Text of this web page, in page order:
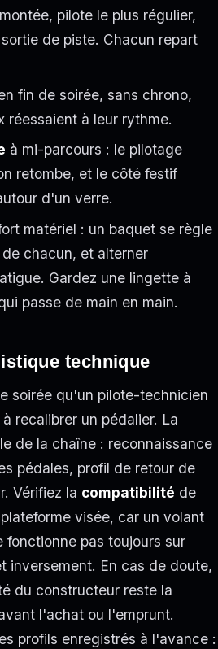
pilote le plus régulier,
de piste. Chacun repart
fin de soirée, sans chrono,
réessaient à leur rythme.
à mi-parcours : le pilotage
retombe, et le côté festif
d'un verre.
matériel : un baquet se règle
chacun, et alterner
Gardez une lingette à
passe de main en main.
technique
soirée qu'un pilote-technicien
recalibrer un pédalier. La
de la chaîne : reconnaissance
pédales, profil de retour de
Vérifiez la compatibilité de
visée, car un volant
fonctionne pas toujours sur
inversement. En cas de doute,
du constructeur reste la
l'achat ou l'emprunt.
profils enregistrés à l'avance :